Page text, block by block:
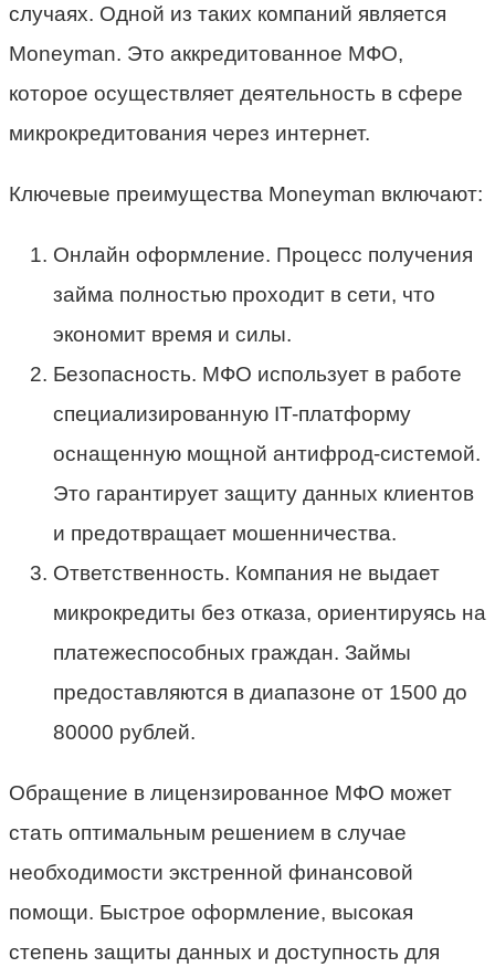
случаях. Одной из таких компаний является
Moneyman. Это аккредитованное МФО,
которое осуществляет деятельность в сфере
микрокредитования через интернет.
Ключевые преимущества Moneyman включают:
Онлайн оформление. Процесс получения
займа полностью проходит в сети, что
экономит время и силы.
Безопасность. МФО использует в работе
специализированную IT-платформу
оснащенную мощной антифрод-системой.
Это гарантирует защиту данных клиентов
и предотвращает мошенничества.
Ответственность. Компания не выдает
микрокредиты без отказа, ориентируясь на
платежеспособных граждан. Займы
предоставляются в диапазоне от 1500 до
80000 рублей.
Обращение в лицензированное МФО может
стать оптимальным решением в случае
необходимости экстренной финансовой
помощи. Быстрое оформление, высокая
степень защиты данных и доступность для